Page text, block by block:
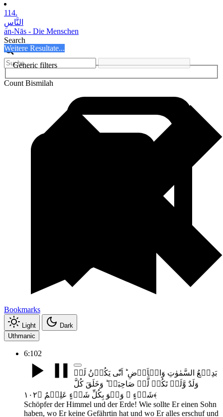
114.
النَّاسِ
an-Nās - Die Menschen
Search
Weitere Resultate...
Generic filters
Count Bismilah
Bookmarks
Light
Dark
Uthmanic
6:102
بَدِیۡعُ السَّمٰوٰتِ وَالۡاَرۡضِ ؕ اَنّٰی یَکُوۡنُ لَہٗ
وَلَدٌ وَّلَمۡ تَکُنۡ لَّہٗ صَاحِبَۃٌ ؕ وَخَلَقَ کُلَّ
شَیۡءٍ ۚ وَہُوَ بِکُلِّ شَیۡءٍ عَلِیۡمٌ ﴿۱۰۲﴾
Schöpfer der Himmel und der Erde! Wie sollte Er einen Sohn
haben, wo Er keine Gefährtin hat und wo Er alles erschuf und